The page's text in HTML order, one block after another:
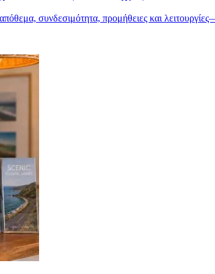
συνδεσιμότητα, προμήθειες και